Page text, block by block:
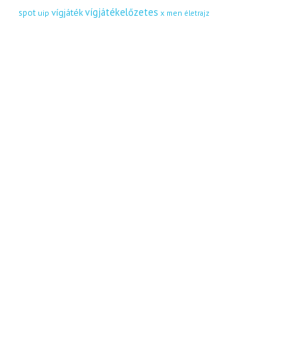
spot uip vígjátékvígjátékelőzetes x men életrajz